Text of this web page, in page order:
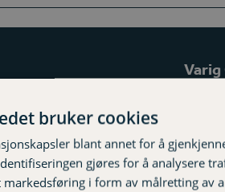
72 48
bruker cookies
blant annet for å
gjøres for å analysere
markedsføring i form av målretting av